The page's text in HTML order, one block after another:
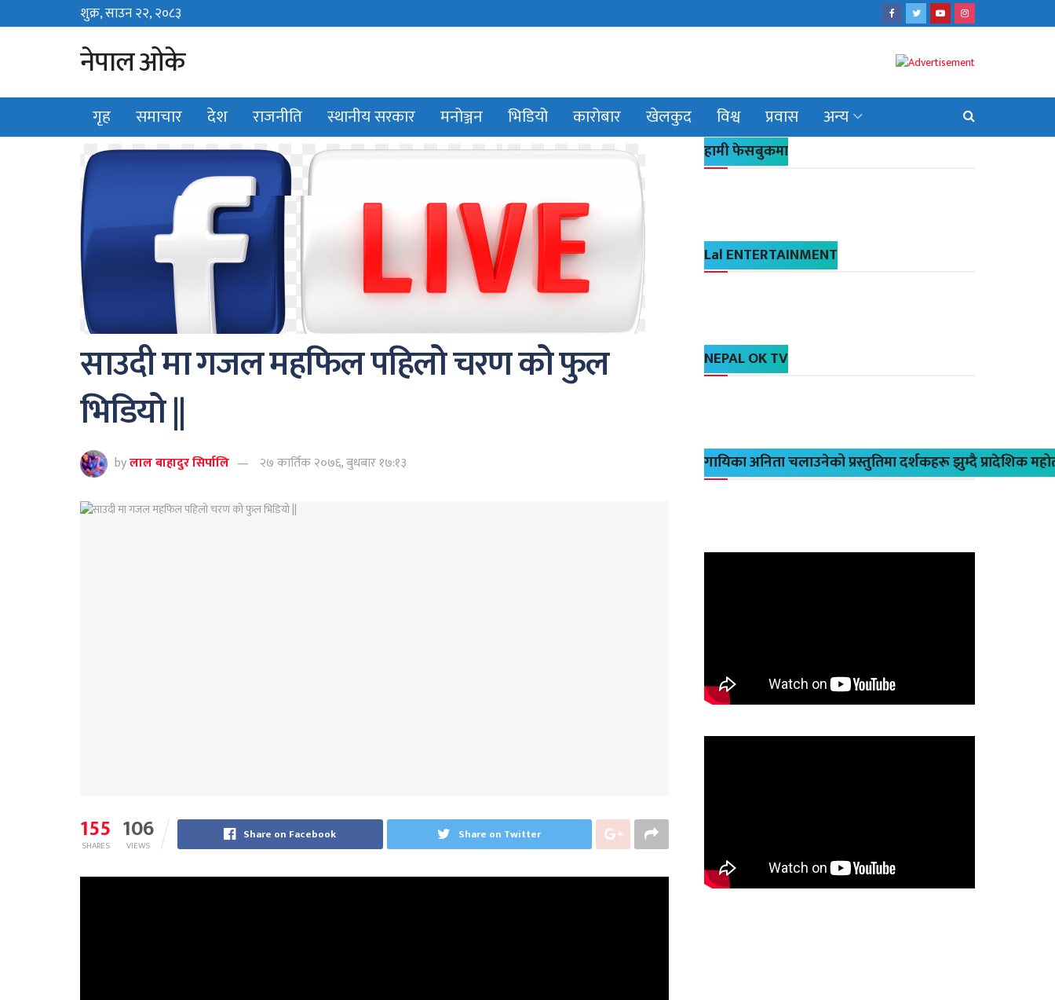
शुक्र, साउन २२, २०८३
नेपाल ओके
गृह समाचार देश राजनीति स्थानीय सरकार मनोञ्जन भिडियो कारोबार खेलकुद विश्व प्रवास अन्य
साउदी मा गजल महफिल पहिलो चरण को फुल
भिडियो ||
byलाल बाहादुर सिर्पालि २७ कार्तिक २०७६, बुधबार १७:१३
155
SHARES 106
VIEWS
Share on Facebook Share on Twitter
हामी फेसबुकमा
Lal ENTERTAINMENT
NEPAL OK TV
गायिका अनिता चलाउनेको प्रस्तुतिमा दर्शकहरू झुम्दै प्रादेशिक